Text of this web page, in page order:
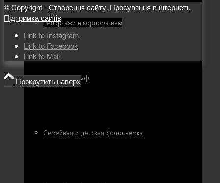
Репортажи и корпоративы
Фуд фотограф
Семейная и детская фотосъемка
© Copyright -Створення сайту. Просування в інтернеті.
Підтримка сайтів
Link to Instagram
Link to Facebook
Link to Mail
Прокрутить наверх